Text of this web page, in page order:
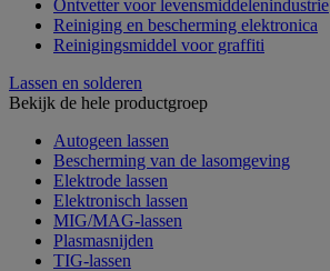
Ontvetter voor levensmiddelenindustrie
Reiniging en bescherming elektronica
Reinigingsmiddel voor graffiti
Lassen en solderen
Bekijk de hele productgroep
Autogeen lassen
Bescherming van de lasomgeving
Elektrode lassen
Elektronisch lassen
MIG/MAG-lassen
Plasmasnijden
TIG-lassen